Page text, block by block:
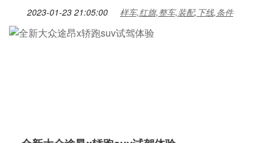
2023-01-23 21:05:00 样车,红旗,整车,装配,下线,条件